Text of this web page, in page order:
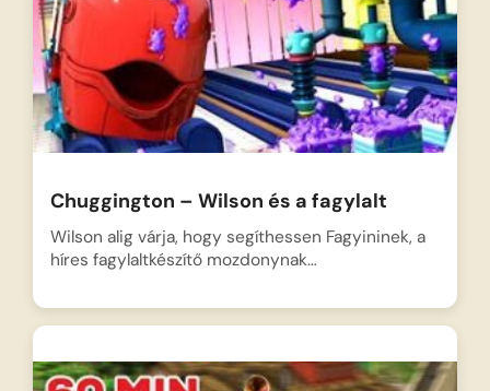
Chuggington – Wilson és a fagylalt
Wilson alig várja, hogy segíthessen Fagyininek, a
híres fagylaltkészítő mozdonynak…